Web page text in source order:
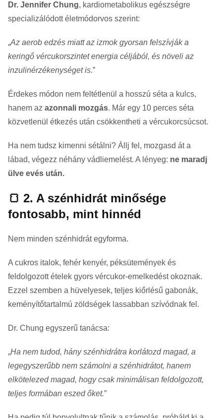
Dr. Jennifer Chung, kardiometabolikus egészségre
specializálódott életmódorvos szerint:
„Az aerob edzés miatt az izmok gyorsan felszívják a
keringő vércukorszintet energia céljából, és növeli az
inzulinérzékenységet is.”
Érdekes módon nem feltétlenül a hosszú séta a kulcs,
hanem az azonnali mozgás. Már egy 10 perces séta
közvetlenül étkezés után csökkentheti a vércukorcsúcsot.
Ha nem tudsz kimenni sétálni? Állj fel, mozgasd át a
lábad, végezz néhány vádliemelést. A lényeg: ne maradj
ülve evés után.
🍞 2. A szénhidrát minősége
fontosabb, mint hinnéd
Nem minden szénhidrát egyforma.
A cukros italok, fehér kenyér, péksütemények és
feldolgozott ételek gyors vércukor-emelkedést okoznak.
Ezzel szemben a hüvelyesek, teljes kiőrlésű gabonák,
keményítőtartalmú zöldségek lassabban szívódnak fel.
Dr. Chung egyszerű tanácsa:
„Ha nem tudod, hány szénhidrátra korlátozd magad, a
legegyszerűbb nem számolni a szénhidrátot, hanem
elkötelezed magad, hogy csak minimálisan feldolgozott,
teljes formában eszed őket.”